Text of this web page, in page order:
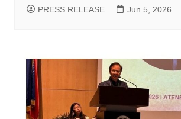
PRESS RELEASE Jun 5, 2026